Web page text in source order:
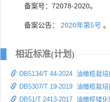
备案号：72078-2020。
备案公告： 2020年第5号 。
相近标准(计划)
DB5134/T 44-2024 油橄榄栽
DB5307/T 19-2019 油橄榄栽
DB51/T 2413-2017 油橄榄矮